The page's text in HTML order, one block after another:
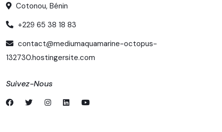
Cotonou, Bénin
+229 65 38 18 83
contact@mediumaquamarine-octopus-
132730.hostingersite.com
Suivez-Nous